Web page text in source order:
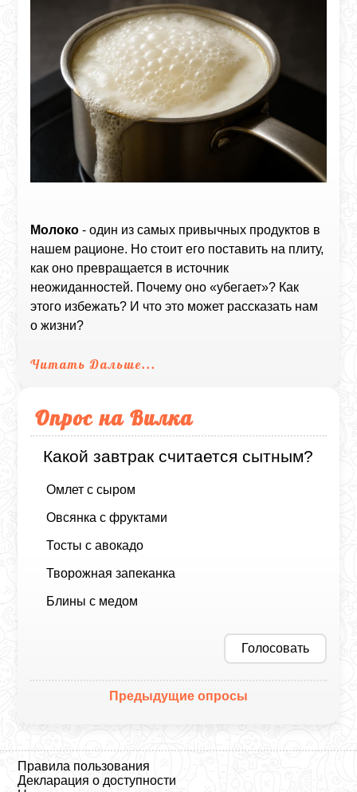
Молоко - один из самых привычных продуктов в
нашем рационе. Но стоит его поставить на плиту,
как оно превращается в источник
неожиданностей. Почему оно «убегает»? Как
этого избежать? И что это может рассказать нам
о жизни?
Читать Дальше...
Опрос на Вилка
Какой завтрак считается сытным?
Омлет с сыром
Овсянка с фруктами
Тосты с авокадо
Творожная запеканка
Блины с медом
Голосовать
Предыдущие опросы
Правила пользования
Декларация о доступности